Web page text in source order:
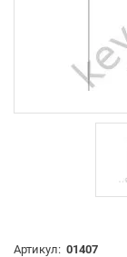
Артикул: 01407